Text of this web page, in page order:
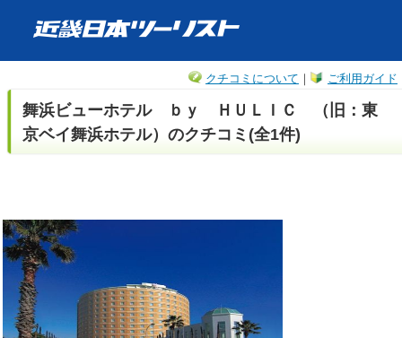
ご利用ガイド
クチコミについて ｜
舞浜ビューホテル ｂｙ ＨＵＬＩＣ （旧：東
京ベイ舞浜ホテル）のクチコミ(全1件)